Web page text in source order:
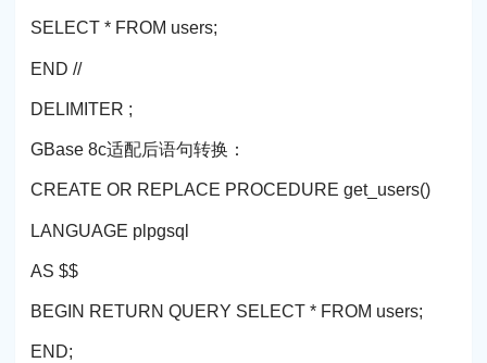
SELECT * FROM users;
END //
DELIMITER ;
GBase 8c适配后语句转换：
CREATE OR REPLACE PROCEDURE get_users()
LANGUAGE plpgsql
AS $$
BEGIN RETURN QUERY SELECT * FROM users;
END;